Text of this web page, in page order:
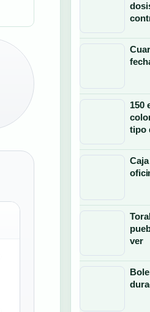
150
tipo
ver